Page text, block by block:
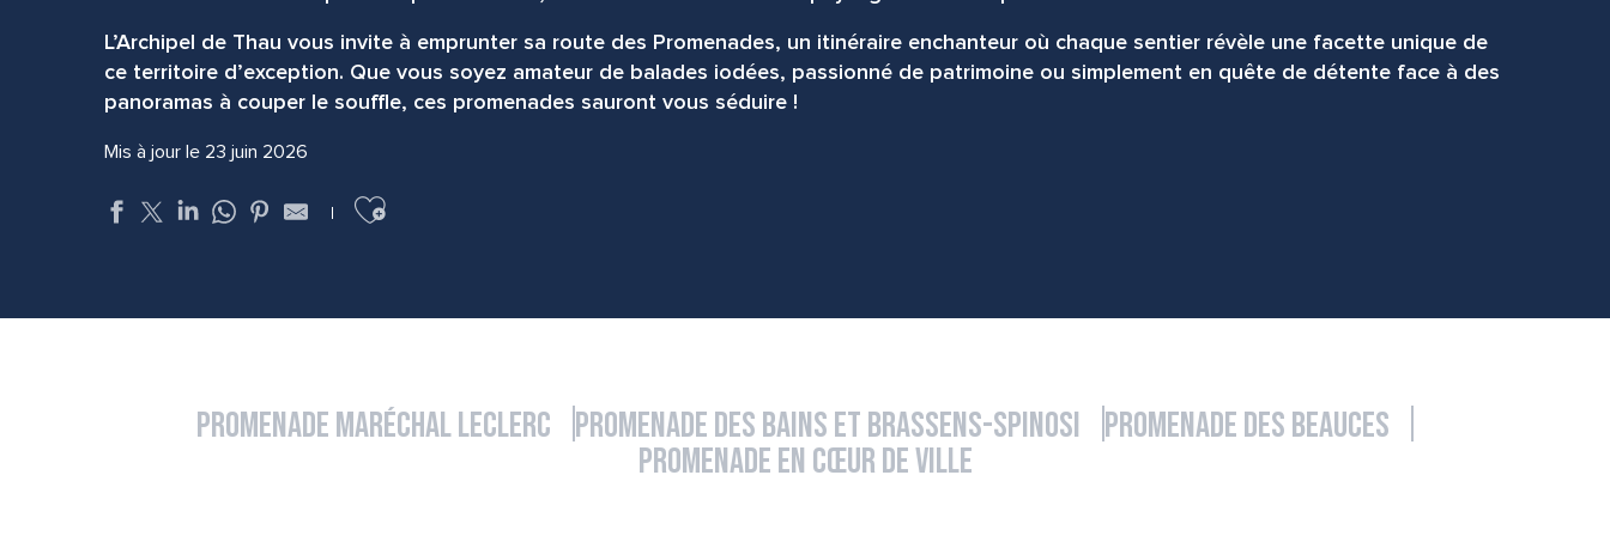
L’Archipel de Thau vous invite à emprunter sa route des Promenades, un itinéraire enchanteur où chaque sentier révèle une facette unique de
ce territoire d’exception. Que vous soyez amateur de balades iodées, passionné de patrimoine ou simplement en quête de détente face à des
panoramas à couper le souffle, ces promenades sauront vous séduire !
Mis à jour le 23 juin 2026
Ajouter aux favoris
Promenade Maréchal Leclerc Promenade des Bains et Brassens-Spinosi
Promenade des Beauces
Promenade en cœur de ville